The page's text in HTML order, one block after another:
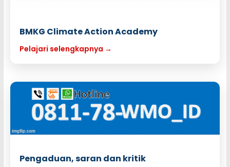
BMKG Climate Action Academy
Pelajari selengkapnya →
Pengaduan, saran dan kritik